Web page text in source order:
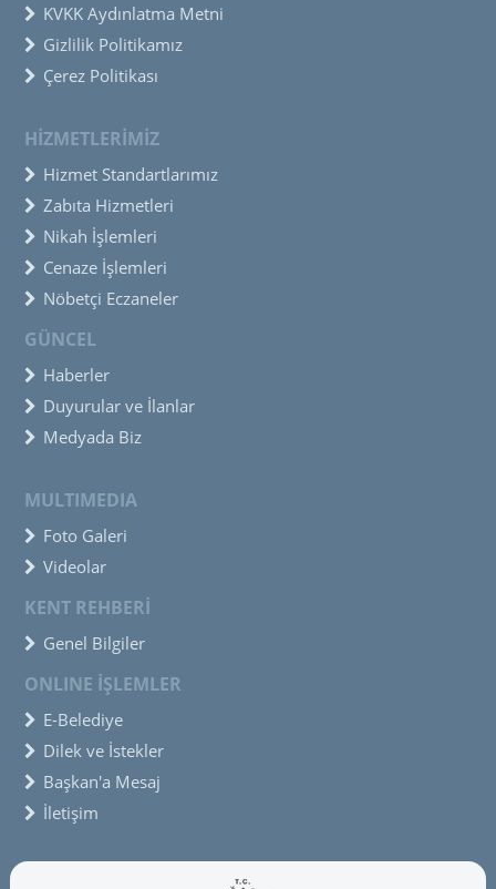
KVKK Aydınlatma Metni
Gizlilik Politikamız
Çerez Politikası
HİZMETLERİMİZ
Hizmet Standartlarımız
Zabıta Hizmetleri
Nikah İşlemleri
Cenaze İşlemleri
Nöbetçi Eczaneler
GÜNCEL
Haberler
Duyurular ve İlanlar
Medyada Biz
MULTIMEDIA
Foto Galeri
Videolar
KENT REHBERİ
Genel Bilgiler
ONLINE İŞLEMLER
E-Belediye
Dilek ve İstekler
Başkan'a Mesaj
İletişim